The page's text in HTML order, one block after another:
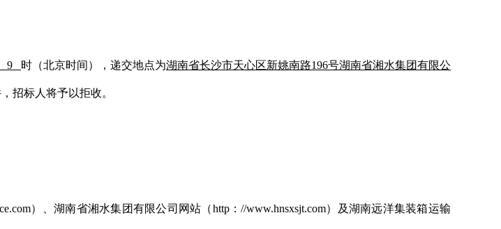
9 时（北京时间），递交地点为湖南省长沙市天心区新姚南路196号湖南省湘水集团有限公
招标人将予以拒收。
）、湖南省湘水集团有限公司网站（http：//www.hnsxsjt.com）及湖南远洋集装箱运输